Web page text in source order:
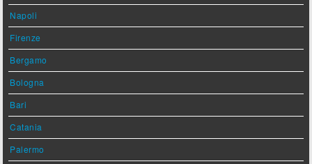
Napoli
Firenze
Bergamo
Bologna
Bari
Catania
Palermo